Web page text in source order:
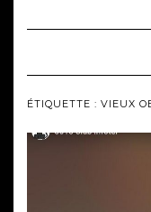
ÉTIQUETTE : VIEUX